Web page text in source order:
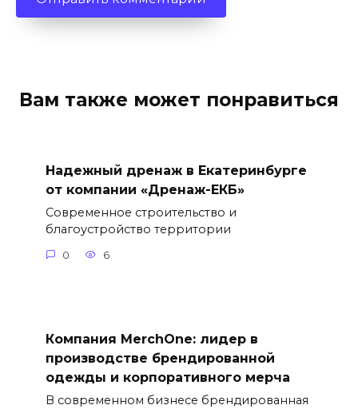
Вам также может понравиться
Надежный дренаж в Екатеринбурге
от компании «Дренаж-ЕКБ»
Современное строительство и
благоустройство территории
0 6
Компания MerchOne: лидер в
производстве брендированной
одежды и корпоративного мерча
В современном бизнесе брендированная